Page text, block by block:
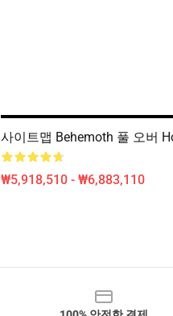
사이트맵 Behemoth 풀 오버
₩5,918,510 - ₩6,883,110